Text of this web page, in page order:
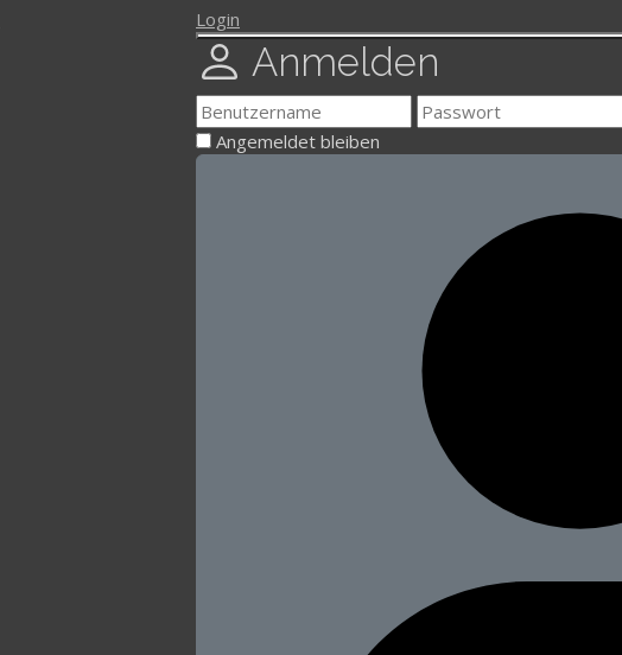
Login
Anmelden
Angemeldet bleiben